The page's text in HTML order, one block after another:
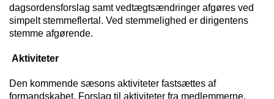
dagsordensforslag samt vedtægtsændringer afgøres ved
simpelt stemmeflertal. Ved stemmelighed er dirigentens
stemme afgørende.
Aktiviteter
Den kommende sæsons aktiviteter fastsættes af
formandskabet. Forslag til aktiviteter fra medlemmerne,